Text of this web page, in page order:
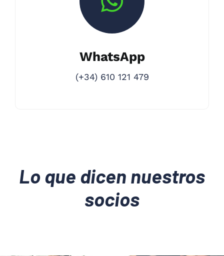
WhatsApp
(+34) 610 121 479
Lo que dicen nuestros
socios